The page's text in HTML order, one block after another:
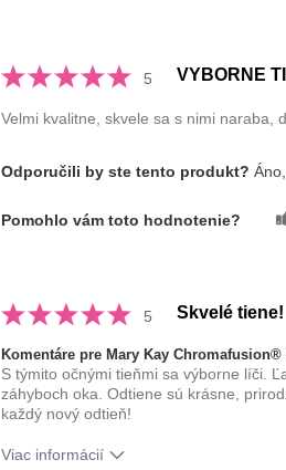
5 VYBORNE
Velmi kvalitne, skvele sa s nimi naraba,
Odporučili by ste tento produkt?
Pomohlo vám toto hodnotenie?
5 Skvelé tiene!
Komentáre pre Mary Kay Chromafusion®
S týmito očnými tieňmi sa výborne líči.
záhyboch oka. Odtiene sú krásne,
každý nový odtieň!
Viac informácií